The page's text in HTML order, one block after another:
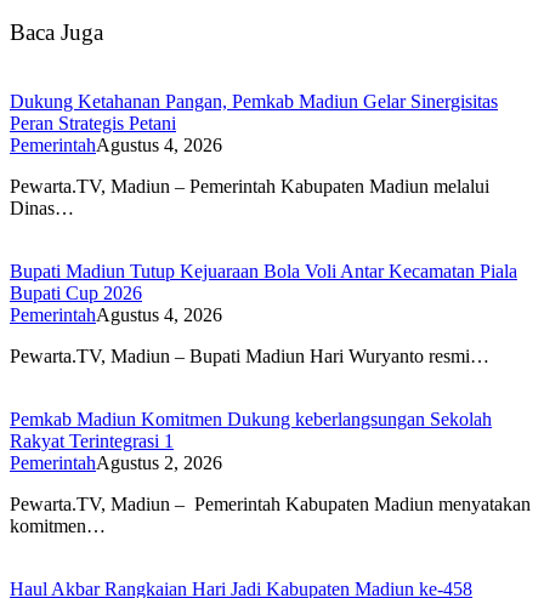
Baca Juga
Dukung Ketahanan Pangan, Pemkab Madiun Gelar Sinergisitas
Peran Strategis Petani
PemerintahAgustus 4, 2026
Pewarta.TV, Madiun – Pemerintah Kabupaten Madiun melalui
Dinas…
Bupati Madiun Tutup Kejuaraan Bola Voli Antar Kecamatan Piala
Bupati Cup 2026
PemerintahAgustus 4, 2026
Pewarta.TV, Madiun – Bupati Madiun Hari Wuryanto resmi…
Pemkab Madiun Komitmen Dukung keberlangsungan Sekolah
Rakyat Terintegrasi 1
PemerintahAgustus 2, 2026
Pewarta.TV, Madiun – Pemerintah Kabupaten Madiun menyatakan
komitmen…
Haul Akbar Rangkaian Hari Jadi Kabupaten Madiun ke-458